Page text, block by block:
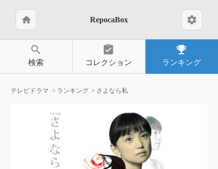
home RepocaBox settings
search
検索
assignment_turned_in
コレクション
emoji_events
ランキング
テレビドラマ ランキング さよなら私